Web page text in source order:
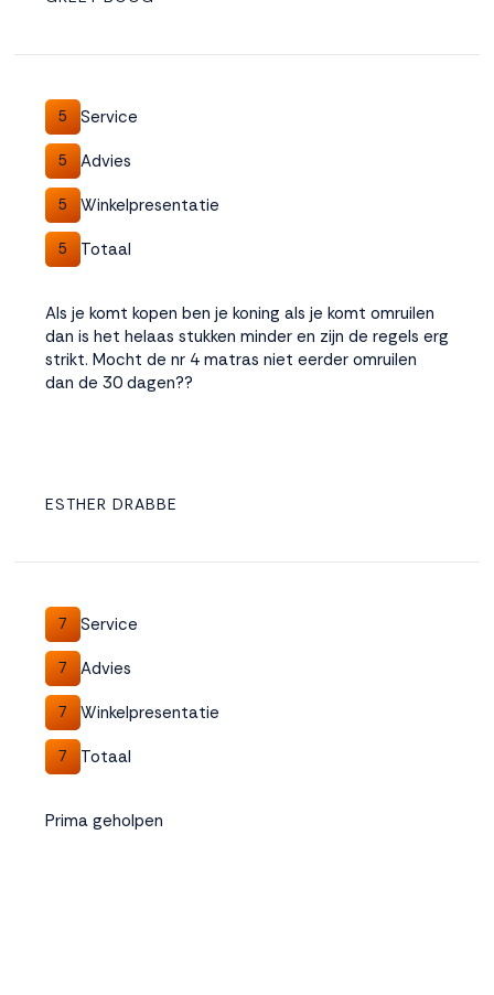
5 Service
5 Advies
5 Winkelpresentatie
5 Totaal
Als je komt kopen ben je koning als je komt omruilen
dan is het helaas stukken minder en zijn de regels erg
strikt. Mocht de nr 4 matras niet eerder omruilen
dan de 30 dagen??
ESTHER DRABBE
7 Service
7 Advies
7 Winkelpresentatie
7 Totaal
Prima geholpen